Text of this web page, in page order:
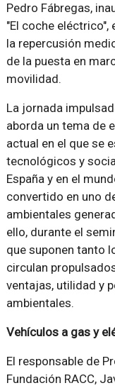
Pedro Fábregas,
"El coche eléctrico",
la repercusión
de la puesta en
movilidad.
La jornada
aborda un tema de
actual en el que se
tecnológicos y
España y en el
convertido en uno
ambientales
ello, durante el
que suponen tanto
circulan
ventajas, utilidad y
ambientales.
Vehículos a gas y
El responsable de
Fundación RACC,